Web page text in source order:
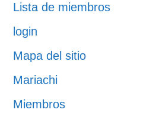
Lista de miembros
login
Mapa del sitio
Mariachi
Miembros